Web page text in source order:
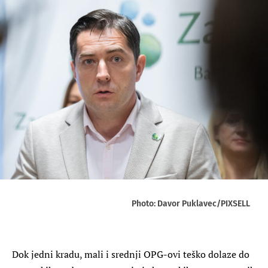
Photo: Davor Puklavec/PIXSELL
Dok jedni kradu, mali i srednji OPG-ovi teško dolaze do